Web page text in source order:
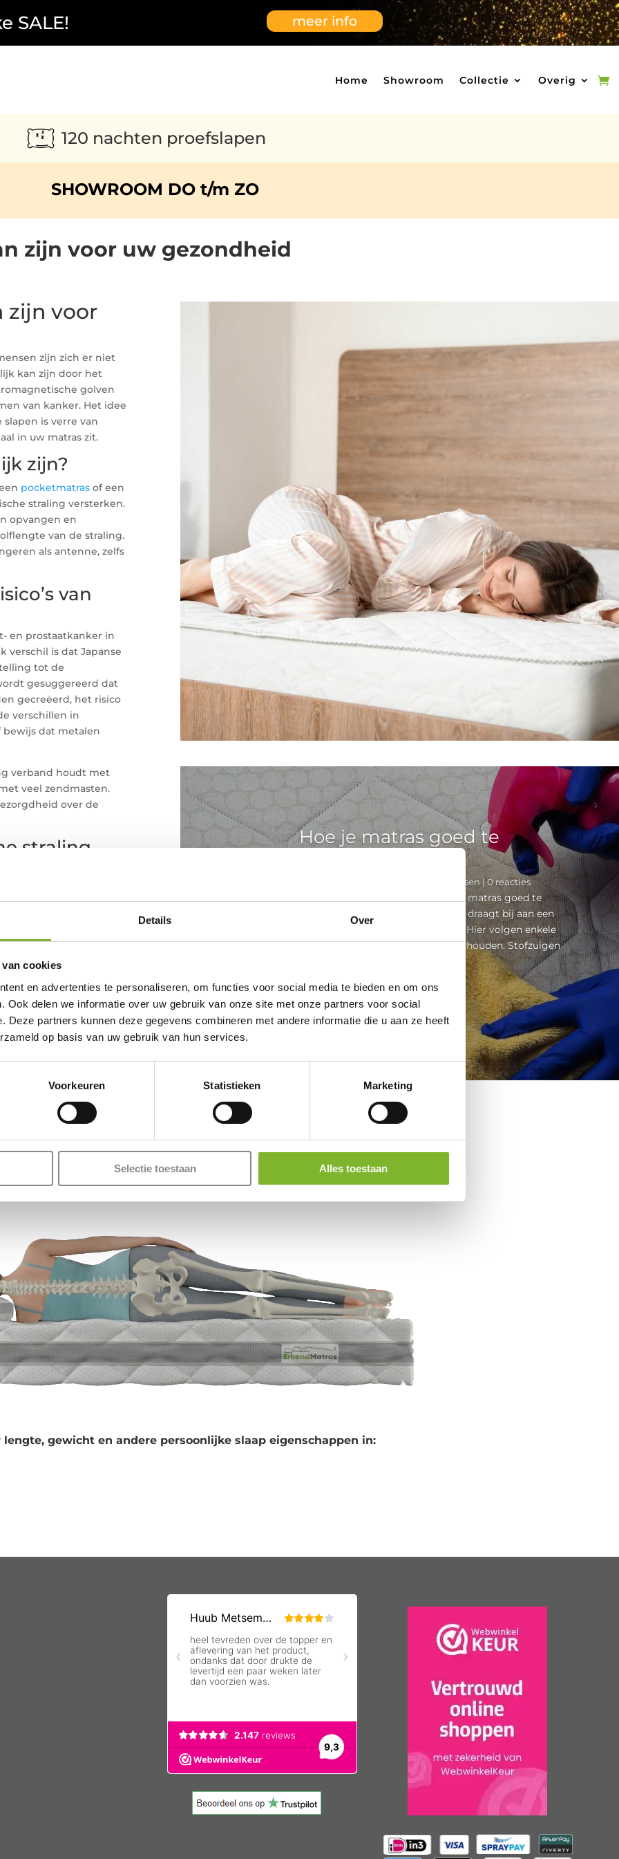
Details Over
cookies
en advertenties te personaliseren, om functies voor social media te bieden en om ons
Ook delen we informatie over uw gebruik van onze site met onze partners voor social
Deze partners kunnen deze gegevens combineren met andere informatie die u aan ze heeft
op basis van uw gebruik van hun services.
Voorkeuren Statistieken Marketing
Selectie toestaan Alles toestaan
SALE! meer info
Home Showroom Collectie Overig
120 nachten proefslapen
SHOWROOM DO t/m ZO
zijn voor uw gezondheid
zijn voor
zijn zich er niet
kan zijn door het
golven
van kanker. Het idee
is verre van
in uw matras zit.
zijn?
pocketmatras of een
straling versterken.
opvangen en
van de straling.
als antenne, zelfs
van
en prostaatkanker in
verschil is dat Japanse
tot de
gesuggereerd dat
gecreëerd, het risico
verschillen in
dat metalen
verband houdt met
veel zendmasten.
over de
straling
blootgesteld kanker
beïnvloeden. Uw
zijn. Desondanks
een van de
om te kiezen voor
of
zonder het
mensen met rug- of
Verstelbare
uitstekende
aan. Door te
schadelijke effecten
beschermen.
Hoe je matras goed te
onderhouden
Matrassen| 0 reacties
Hoe je matras goed te onderhouden Hoe je matras goed te
onderhouden. Een goed onderhouden matras draagt bij aan een
hygiënische en comfortabele slaapomgeving. Hier volgen enkele
belangrijke tips om je matras effectief te onderhouden. Stofzuigen
voor schoonmaak Een van...
Lees meer
lengte, gewicht en andere persoonlijke slaap eigenschappen in: